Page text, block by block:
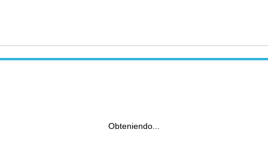
Obteniendo...